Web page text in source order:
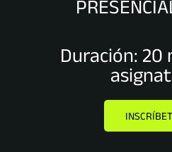
Duración: 20